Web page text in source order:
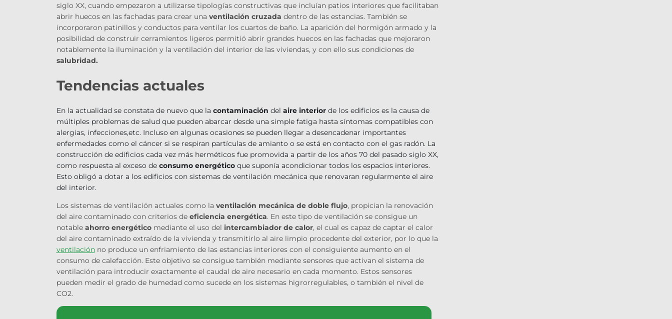
siglo XX, cuando empezaron a utilizarse tipologías constructivas que incluían patios interiores que facilitaban
abrir huecos en las fachadas para crear una ventilación cruzada dentro de las estancias. También se
incorporaron patinillos y conductos para ventilar los cuartos de baño. La aparición del hormigón armado y la
posibilidad de construir cerramientos ligeros permitió abrir grandes huecos en las fachadas que mejoraron
notablemente la iluminación y la ventilación del interior de las viviendas, y con ello sus condiciones de
salubridad.
Tendencias actuales
En la actualidad se constata de nuevo que la contaminación del aire interiorde los edificios es la causa de
múltiples problemas de salud que pueden abarcar desde una simple fatiga hasta síntomas compatibles con
alergias, infecciones,etc. Incluso en algunas ocasiones se pueden llegar a desencadenar importantes
enfermedades como el cáncer si se respiran partículas de amianto o se está en contacto con el gas radón. La
construcción de edificios cada vez más herméticos fue promovida a partir de los años 70 del pasado siglo XX,
como respuesta al exceso de consumo energéticoque suponía acondicionar todos los espacios interiores.
Esto obligó a dotar a los edificios con sistemas de ventilación mecánica que renovaran regularmente el aire
del interior.
Los sistemas de ventilación actuales como la ventilación mecánica de doble flujo, propician la renovación
del aire contaminado con criterios de eficiencia energética. En este tipo de ventilación se consigue un
notable ahorro energéticomediante el uso del intercambiador de calor, el cual es capaz de captar el calor
del aire contaminado extraído de la vivienda y transmitirlo al aire limpio procedente del exterior, por lo que la
ventilaciónno produce un enfriamiento de las estancias interiores con el consiguiente aumento en el
consumo de calefacción. Este objetivo se consigue también mediante sensores que activan el sistema de
ventilación para introducir exactamente el caudal de aire necesario en cada momento. Estos sensores
pueden medir el grado de humedad como sucede en los sistemas higrorregulables, o también el nivel de
CO2.